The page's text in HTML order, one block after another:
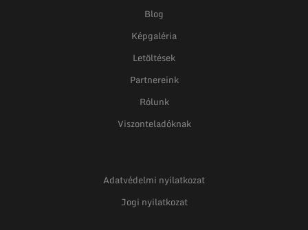
Blog
Képgaléria
Letöltések
Partnereink
Rólunk
Viszonteladóknak
Adatvédelmi nyilatkozat
Jogi nyilatkozat